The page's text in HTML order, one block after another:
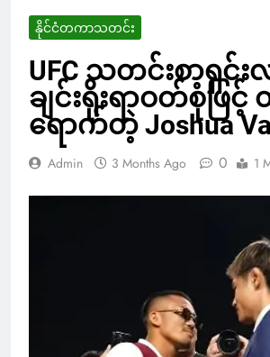
နိုင်ငံတကာသတင်း
UFC သတင်းစာရှင်
ချင်းရိုးရာဝတ်စုံဖြ
ရောက်တဲ့ Joshua
Admin 3 Months Ago 0 1